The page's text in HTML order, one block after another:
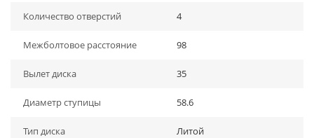
Количество отверстий 4
Межболтовое расстояние 98
Вылет диска 35
Диаметр ступицы 58.6
Тип диска Литой